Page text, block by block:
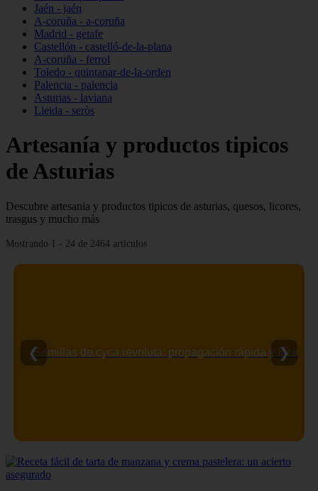
Jaén - jaén
A-coruña - a-coruña
Madrid - getafe
Castellón - castelló-de-la-plana
A-coruña - ferrol
Toledo - quintanar-de-la-orden
Palencia - palencia
Asturias - laviana
Lleida - seròs
Artesanía y productos tipicos
de Asturias
Descubre artesania y productos tipicos de asturias, quesos, licores,
trasgus y mucho más
Mostrando 1 - 24 de 2464 artículos
Semillas de cyca revoluta: propagación rápida y fácil
❮ ❯